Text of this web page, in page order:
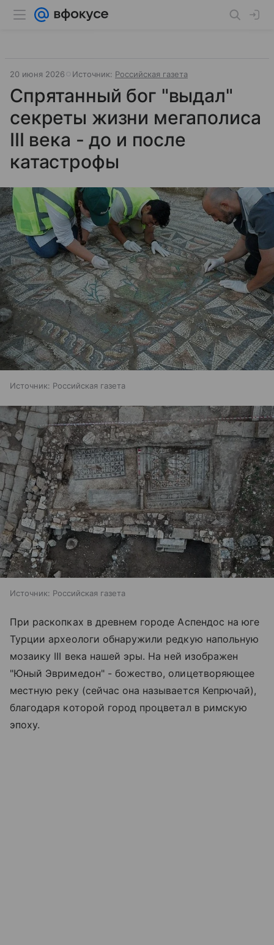
20 июня 2026 Источник: Российская газета
Спрятанный бог "выдал"
секреты жизни мегаполиса
III века - до и после
катастрофы
Источник: Российская газета
Источник: Российская газета
При раскопках в древнем городе Аспендос на юге
Турции археологи обнаружили редкую напольную
мозаику III века нашей эры. На ней изображен
"Юный Эвримедон" - божество, олицетворяющее
местную реку (сейчас она называется Кепрючай),
благодаря которой город процветал в римскую
эпоху.